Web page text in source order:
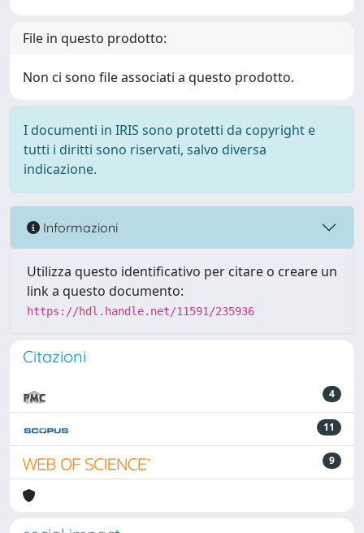
File in questo prodotto:
Non ci sono file associati a questo prodotto.
I documenti in IRIS sono protetti da copyright e
tutti i diritti sono riservati, salvo diversa
indicazione.
Informazioni
Utilizza questo identificativo per citare o creare un
link a questo documento:
https://hdl.handle.net/11591/235936
Citazioni
4
11
9